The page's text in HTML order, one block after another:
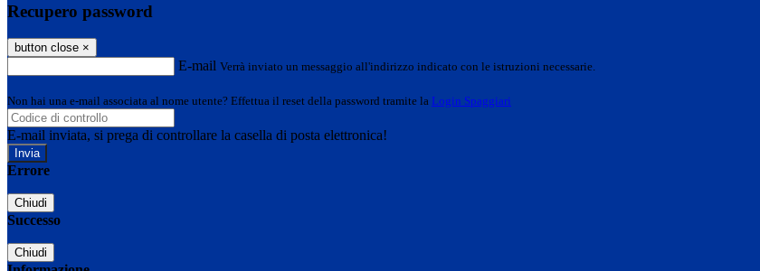
Recupero password
button close ×
E-mail Verrà inviato un messaggio all'indirizzo indicato con le istruzioni necessarie.
Non hai una e-mail associata al nome utente? Effettua il reset della password tramite la Login Spaggiari
E-mail inviata, si prega di controllare la casella di posta elettronica!
Errore
Chiudi
Successo
Chiudi